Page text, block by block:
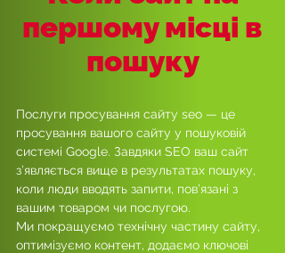
першому місці в
пошуку
Послуги просування сайту seo — це
просування вашого сайту у пошуковій
системі Google. Завдяки SEO ваш сайт
з’являється вище в результатах пошуку,
коли люди вводять запити, пов’язані з
вашим товаром чи послугою.
Ми покращуємо технічну частину сайту,
оптимізуємо контент, додаємо ключові